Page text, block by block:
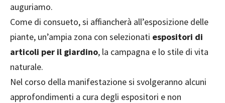
auguriamo.
Come di consueto, si affiancherà all’esposizione delle
piante, un’ampia zona con selezionati espositori di
articoli per il giardino, la campagna e lo stile di vita
naturale.
Nel corso della manifestazione si svolgeranno alcuni
approfondimenti a cura degli espositori e non